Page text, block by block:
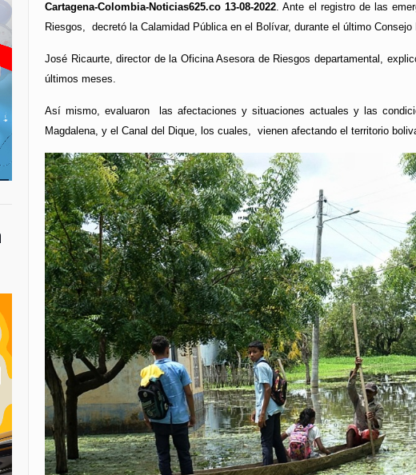
Cartagena-Colombia-Noticias625.co 13-08-2022. Ante el registro de las
Riesgos, decretó la Calamidad Pública en el Bolívar, durante el último
José Ricaurte, director de la Oficina Asesora de Riesgos departamental,
últimos meses.
Así mismo, evaluaron las afectaciones y situaciones actuales y las
Magdalena, y el Canal del Dique, los cuales, vienen afectando el territorio